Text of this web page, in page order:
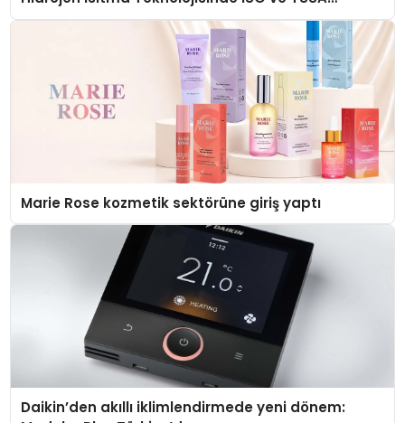
Düzenleyici Onaylarını Aldı
Marie Rose kozmetik sektörüne giriş yaptı
Daikin’den akıllı iklimlendirmede yeni dönem: